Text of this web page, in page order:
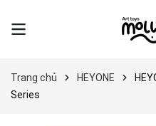
Trang chủ HEYONE
Series